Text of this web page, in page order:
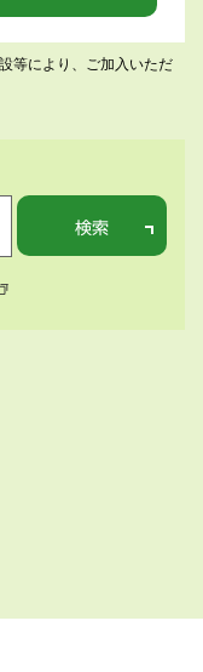
等により、ご加入いただ
検索